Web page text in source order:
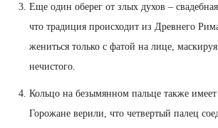
Еще один оберег от злых духов –
что традиция происходит из Древнего
жениться только с фатой на лице, маскируя
нечистого.
Кольцо на безымянном пальце также
Горожане верили, что четвертый палец